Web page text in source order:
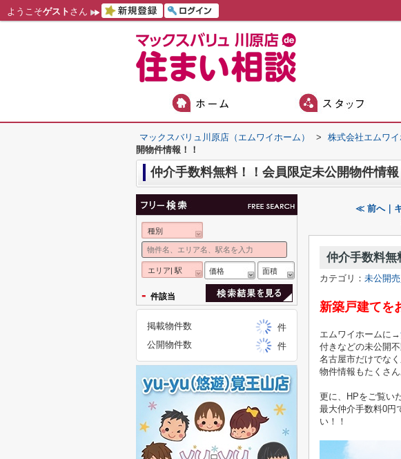
ようこそゲスト さん
マックスバリュ川原店（エムワイホーム） > 株式会社エムワ
開物件情報！！
仲介手数料無料！！会員限定未公開物件情報
≪ 前へ｜
仲介手数料無
カテゴリ： 未公開
新築戸建てを
エムワイホームに→
付きなどの未公開
名古屋市だけでな
物件情報もたくさん
更に、HPをご覧い
最大仲介手数料0円
い！！
種別
エリア| 駅 価格 面積
- 件該当
掲載物件数
件
公開物件数
件